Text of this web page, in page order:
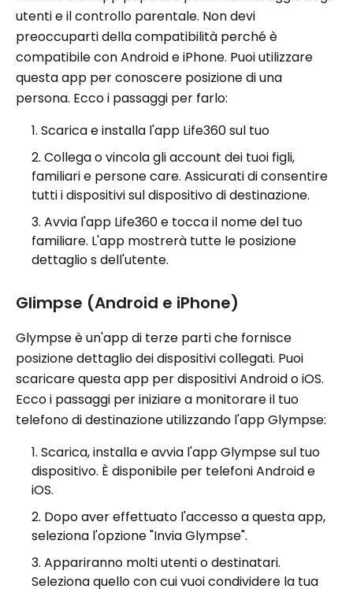
utenti e il controllo parentale. Non devi
preoccuparti della compatibilità perché è
compatibile con Android e iPhone. Puoi utilizzare
questa app per conoscere posizione di una
persona. Ecco i passaggi per farlo:
Scarica e installa l'app Life360 sul tuo
Collega o vincola gli account dei tuoi figli,
familiari e persone care. Assicurati di consentire
tutti i dispositivi sul dispositivo di destinazione.
Avvia l'app Life360 e tocca il nome del tuo
familiare. L'app mostrerà tutte le posizione
dettaglio s dell'utente.
Glimpse (Android e iPhone)
Glympse è un'app di terze parti che fornisce
posizione dettaglio dei dispositivi collegati. Puoi
scaricare questa app per dispositivi Android o iOS.
Ecco i passaggi per iniziare a monitorare il tuo
telefono di destinazione utilizzando l'app Glympse:
Scarica, installa e avvia l'app Glympse sul tuo
dispositivo. È disponibile per telefoni Android e
iOS.
Dopo aver effettuato l'accesso a questa app,
seleziona l'opzione "Invia Glympse".
Appariranno molti utenti o destinatari.
Seleziona quello con cui vuoi condividere la tua